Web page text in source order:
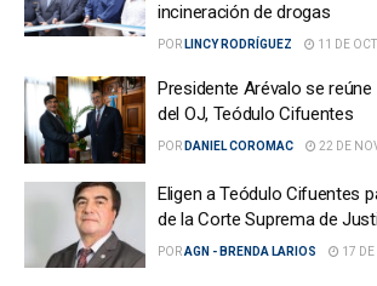
incineración de drogas
POR LINCY RODRÍGUEZ 11 DE
Presidente Arévalo se
del OJ, Teódulo Cifuentes
POR DANIEL COROMAC 22 DE
Eligen a Teódulo Cifuentes
de la Corte Suprema de
PORAGN - BRENDA LARIOS 17